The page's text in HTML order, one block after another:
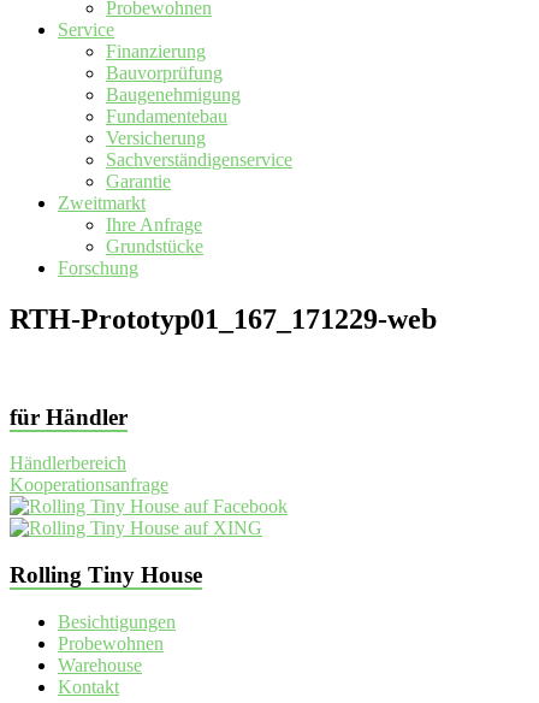
Probewohnen
Service
Finanzierung
Bauvorprüfung
Baugenehmigung
Fundamentebau
Versicherung
Sachverständigenservice
Garantie
Zweitmarkt
Ihre Anfrage
Grundstücke
Forschung
RTH-Prototyp01_167_171229-web
für Händler
Händlerbereich
Kooperationsanfrage
Rolling Tiny House
Besichtigungen
Probewohnen
Warehouse
Kontakt